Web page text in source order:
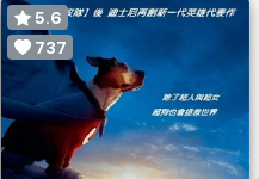
5.6
737